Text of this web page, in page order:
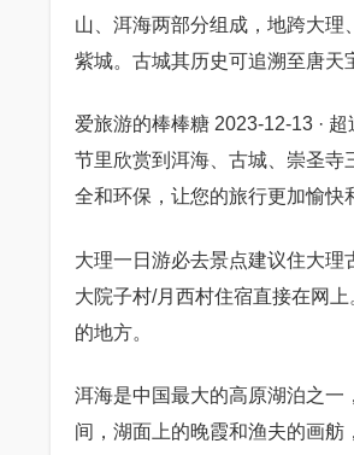
山、洱海两部分组成，地跨大理
紫城。古城其历史可追溯至唐天
爱旅游的棒棒糖 2023-12-13 ·
节里欣赏到洱海、古城、崇圣寺
全和环保，让您的旅行更加愉快
大理一日游必去景点建议住大
大院子村/月西村住宿直接在网
的地方。
洱海是中国最大的高原湖泊之一
间，湖面上的晚霞和渔夫的画